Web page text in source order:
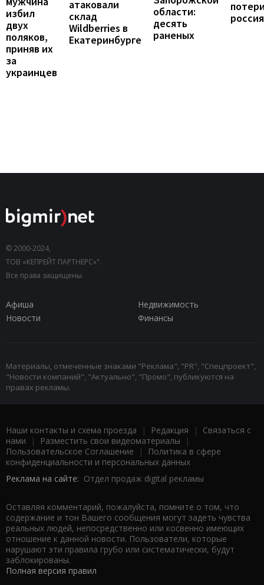
избил
двух
поляков,
приняв их
за
украинцев
атаковали
склад
Wildberries в
Екатеринбурге
области:
десять
раненых
© 2000-2024,
ТОВ «КЕПРЕЙТ ПАРТНЕРС»".
Все права защищены.
Афиша
Недвижимость
Новости
Финансы
Материалы, отмеченные знаками "Реклама", "PR", "Спецпроект",
"Новости компаний", "Актуально", "Промо", публикуются на
правах рекламы.
Наши контакты и схема проезда | Редакция | Связаться с
нами | Разместить свои видеоматериалы |
Пользовательское Соглашение |
Политика в сфере
конфиденциальности и персональных данных
Реклама на сайте: Отдел продаж digital рекламы
Оставляя комментарий, пожалуйста, помните о том, что
содержание и тон Вашего сообщения могут задеть чувства
реальных людей, непосредственно или косвенно имеющих
отношение к данной новости. Пользователи, которые
нарушают эти правила грубо или систематически, будут
заблокированы.
Полная версия правил